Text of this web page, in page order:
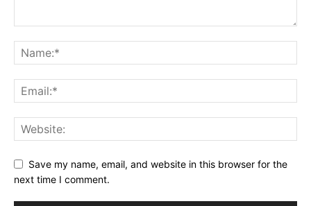
Save my name, email, and website in this browser for the
next time I comment.